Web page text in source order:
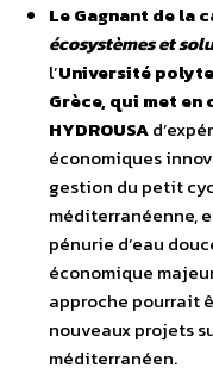
Le Gagnant de la
écosystèmes et
l’Université
Grèce, qui met
HYDROUSA
économiques
gestion du petit
méditerranéenne,
pénurie d’eau
économique
approche pourrait
nouveaux projets
méditerranéen.